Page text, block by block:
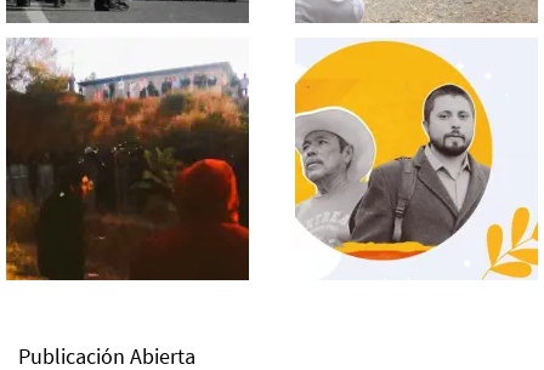
Publicación Abierta